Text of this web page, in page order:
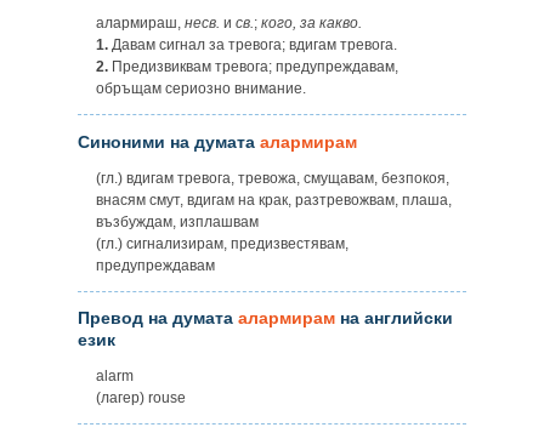
алармираш, несв. и св.; кого, за какво.
1. Давам сигнал за тревога; вдигам тревога.
2. Предизвиквам тревога; предупреждавам,
обръщам сериозно внимание.
Синоними на думата алармирам
(гл.) вдигам тревога, тревожа, смущавам, безпокоя,
внасям смут, вдигам на крак, разтревожвам, плаша,
възбуждам, изплашвам
(гл.) сигнализирам, предизвестявам,
предупреждавам
Превод на думата алармирам на английски
език
alarm
(лагер) rouse